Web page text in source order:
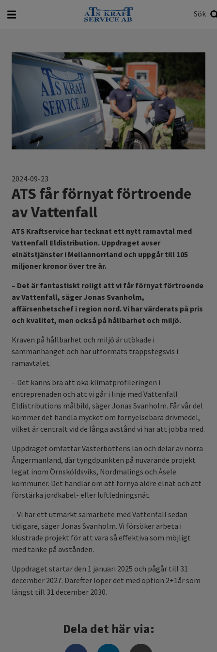
Sök
Vad vill du söka efter?
2024-09-23
ATS får förnyat förtroende
av Vattenfall
ATS Kraftservice har tecknat ett nytt ramavtal med
Vattenfall Eldistribution. Uppdraget avser
elnätstjänster i Mellannorrland och uppgår till 105
miljoner kronor över tre år.
– Det är fantastiskt roligt att vi får förnyat förtroende
av Vattenfall, säger Jonas Svanholm,
affärsenhetschef i region nord. Vi har värderats på pris
och kvalitet, men också på hållbarhet och miljö.
Kraven på hållbarhet och miljö är utökade i
sammanhanget och har utformats trappstegsvis i
ramavtalet.
– Det känns bra att öka klimatprofileringen i
entreprenaden och att vi går i linje med Vattenfall
Eldistributions målbild, säger Jonas Svanholm. Får vår del
kommer det handla mycket om förnyelsebara drivmedel,
vilket är centralt vid de långa avstånd vi har att jobba med.
Uppdraget omfattar Västerbottens län och delar av norra
Ångermanland, där tyngdpunkten på nuvarande projekt
legat inom Örnsköldsviks, Nordmalings och Åsele
kommuner. Det handlar om att förnya äldre elnät och att
förstärka jordkabel- eller luftledningsnät.
– Vi har ett utmärkt samarbete med Vattenfall sedan
tidigare, säger Jonas Svanholm. Vi försöker arbeta i
klustrade projekt för att vara så effektiva som möjligt
med tanke på avstånden.
Uppdraget startar den 1 januari 2025 och pågår till 31
december 2027. Därefter löper det med option 2+1år som
längst till 31 december 2030.
Dela det här via: